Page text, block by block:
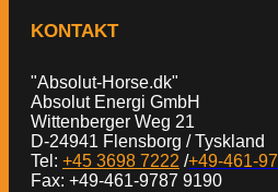
KONTAKT
"Absolut-Horse.dk"
Absolut Energi GmbH
Wittenberger Weg 21
D-24941 Flensborg / Tyskland
Tel: +45 3698 7222 /+49-461-
Fax: +49-461-9787 9190